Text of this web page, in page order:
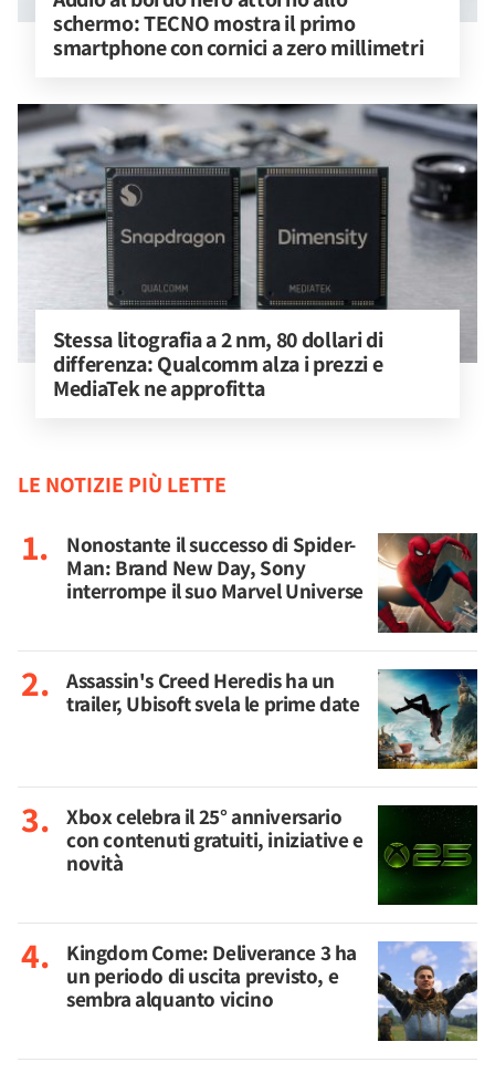
schermo: TECNO mostra il primo
smartphone con cornici a zero millimetri
Stessa litografia a 2 nm, 80 dollari di
differenza: Qualcomm alza i prezzi e
MediaTek ne approfitta
LE NOTIZIE PIÙ LETTE
Nonostante il successo di Spider-
Man: Brand New Day, Sony
interrompe il suo Marvel Universe
Assassin's Creed Heredis ha un
trailer, Ubisoft svela le prime date
Xbox celebra il 25° anniversario
con contenuti gratuiti, iniziative e
novità
Kingdom Come: Deliverance 3 ha
un periodo di uscita previsto, e
sembra alquanto vicino